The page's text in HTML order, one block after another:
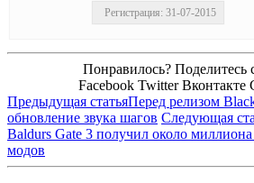
Регистрация: 31-07-2015
Понравилось? Поделитесь
Facebook Twitter Вконтакте
Предыдущая статьяПеред релизом
обновление звука шагов Следующая
Baldurs Gate 3 получил около
модов